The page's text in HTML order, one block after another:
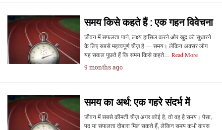
समय किसे कहते हैं : एक गहन विवेचना
जीवन में सफलता पाने, लक्ष्य हासिल करने और खुद को सुधारने
के लिए सबसे महत्वपूर्ण चीज़ है — समय। लेकिन अक्सर लोग
यह सवाल पूछते हैं कि समय किसे कहते… Read More
9 months ago
समय का अर्थ: एक गहरे संदर्भ में
जीवन में सबसे कीमती चीज़ अगर कोई है, तो वह है समय। पैसा,
पद या सफलता दोबारा मिल सकते हैं, लेकिन समय कभी वापस